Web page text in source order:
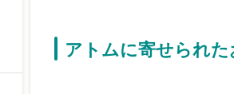
アトムに寄せられた